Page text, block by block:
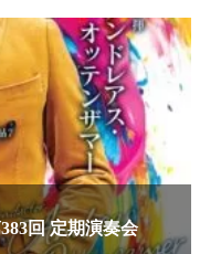
回 定期演奏会